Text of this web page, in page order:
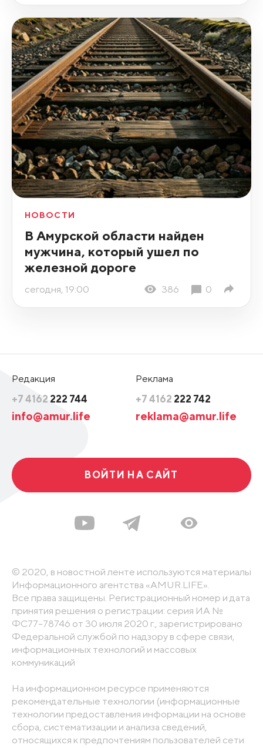
НОВОСТИ
В Амурской области найден
мужчина, который ушел по
железной дороге
сегодня, 19:00 386 0
Редакция
+7 4162 222 744
info@amur.life
Реклама
+7 4162 222 742
reklama@amur.life
ВОЙТИ НА САЙТ
© 2020, в новостной ленте используются материалы
Информационного агентства «AMUR.LIFE».
Все права защищены. Регистрационный номер и дата
принятия решения о регистрации: серия ИА №
ФС77-78746 от 30 июля 2020 г., зарегистрировано
Федеральной службой по надзору в сфере связи,
информационных технологий и массовых
коммуникаций
На информационном ресурсе применяются
рекомендательные технологии (информационные
технологии предоставления информации на основе
сбора, систематизации и анализа сведений,
относящихся к предпочтениям пользователей сети